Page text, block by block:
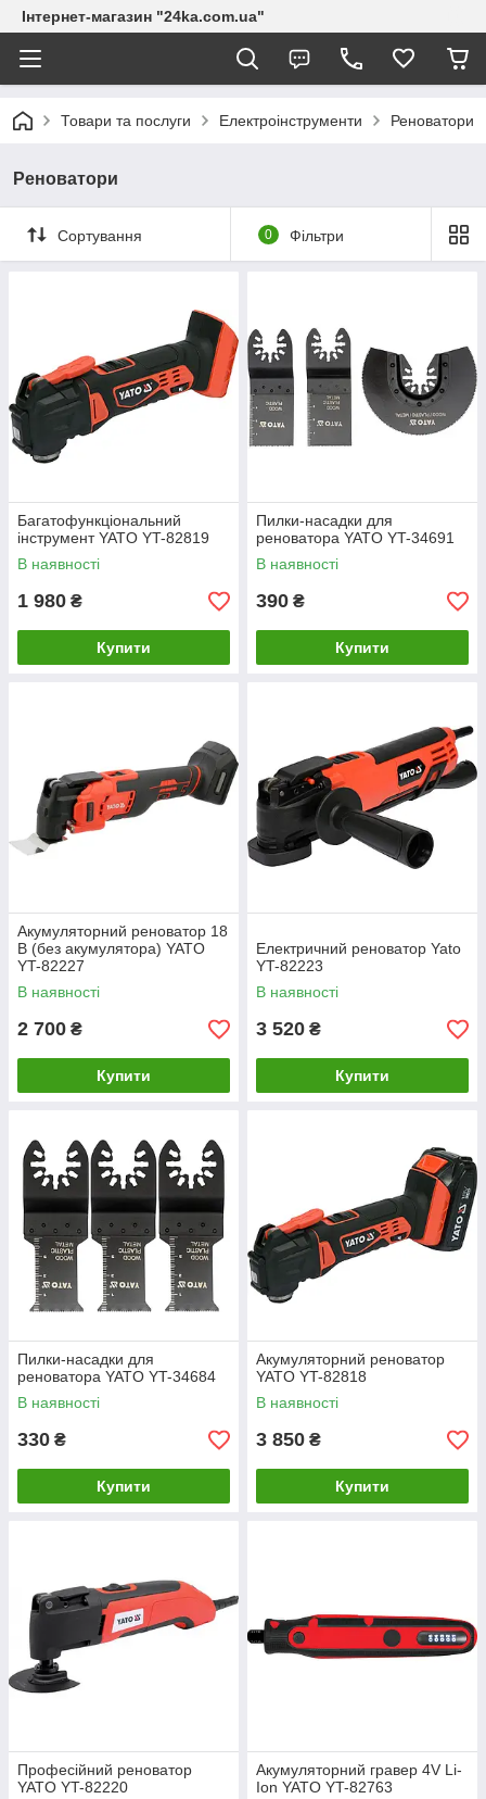
Інтернет-магазин "24ka.com.ua"
Товари та послуги Електроінструменти Реноватори
Реноватори
Сортування 0 Фільтри
Багатофункціональний
інструмент YATO YT-82819
В наявності
1 980 ₴
Купити
Пилки-насадки для
реноватора YATO YT-34691
В наявності
390 ₴
Купити
Акумуляторний реноватор 18
В (без акумулятора) YATO
YT-82227
В наявності
2 700 ₴
Купити
Електричний реноватор Yato
YT-82223
В наявності
3 520 ₴
Купити
Пилки-насадки для
реноватора YATO YT-34684
В наявності
330 ₴
Купити
Акумуляторний реноватор
YATO YT-82818
В наявності
3 850 ₴
Купити
Професійний реноватор
YATO YT-82220
Акумуляторний гравер 4V Li-
Ion YATO YT-82763